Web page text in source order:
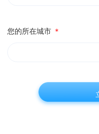
您的所在城市 ＊